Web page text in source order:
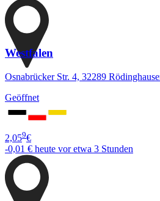
Westfalen
Osnabrücker Str. 4, 32289
Geöffnet
2,059€
-0,01 € heute vor etwa 3 Stunden